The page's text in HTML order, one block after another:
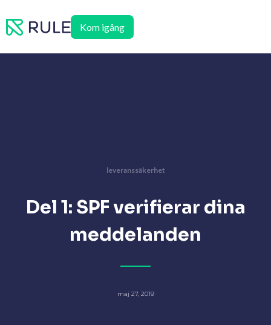
till
Kom igång
leveranssäkerhet
Del 1: SPF verifierar dina
meddelanden
maj 27, 2019